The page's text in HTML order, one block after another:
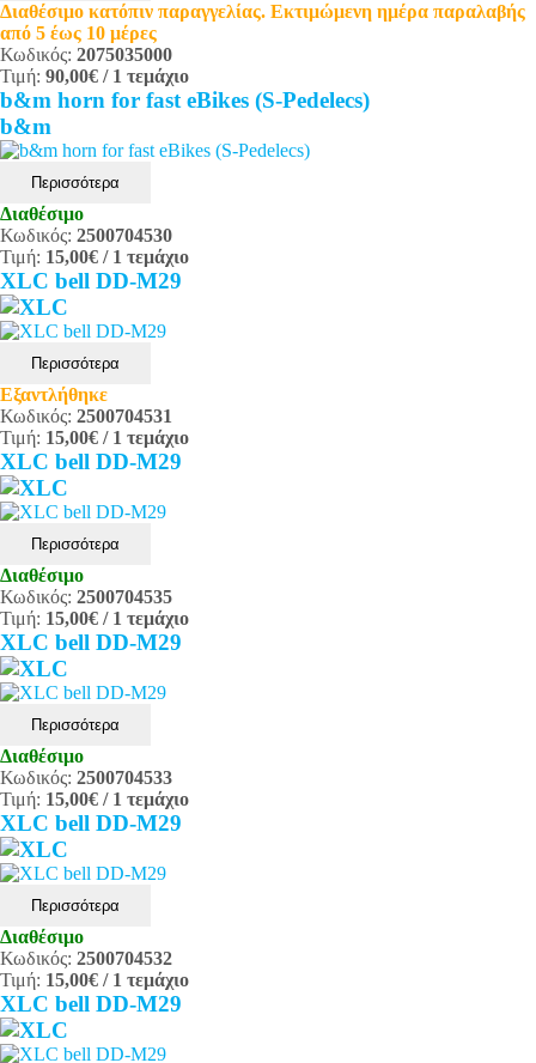
Διαθέσιμο κατόπιν παραγγελίας. Εκτιμώμενη ημέρα παραλαβής
από 5 έως 10 μέρες
Κωδικός: 2075035000
Τιμή: 90,00€ / 1 τεμάχιο
b&m horn for fast eBikes (S-Pedelecs)
b&m
Περισσότερα
Διαθέσιμο
Κωδικός: 2500704530
Τιμή: 15,00€ / 1 τεμάχιο
XLC bell DD-M29
Περισσότερα
Εξαντλήθηκε
Κωδικός: 2500704531
Τιμή: 15,00€ / 1 τεμάχιο
XLC bell DD-M29
Περισσότερα
Διαθέσιμο
Κωδικός: 2500704535
Τιμή: 15,00€ / 1 τεμάχιο
XLC bell DD-M29
Περισσότερα
Διαθέσιμο
Κωδικός: 2500704533
Τιμή: 15,00€ / 1 τεμάχιο
XLC bell DD-M29
Περισσότερα
Διαθέσιμο
Κωδικός: 2500704532
Τιμή: 15,00€ / 1 τεμάχιο
XLC bell DD-M29